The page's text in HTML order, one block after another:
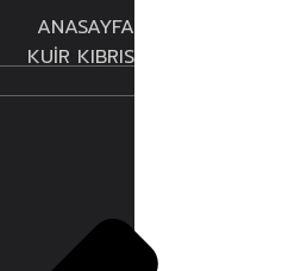
ANASAYFA
KUİR KIBRIS